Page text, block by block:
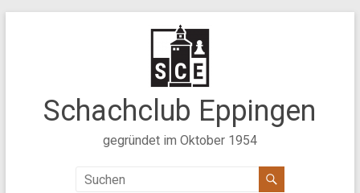
Schachclub Eppingen
gegründet im Oktober 1954